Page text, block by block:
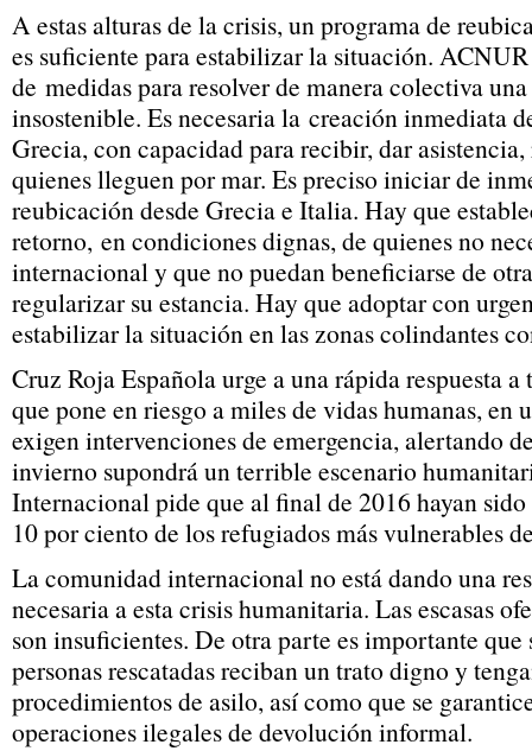
A estas alturas de la crisis, un programa de
es suficiente para estabilizar la situación.
de medidas para resolver de manera colectiva
insostenible. Es necesaria la creación inmediata
Grecia, con capacidad para recibir, dar
quienes lleguen por mar. Es preciso iniciar de
reubicación desde Grecia e Italia. Hay que
retorno, en condiciones dignas, de quienes no
internacional y que no puedan beneficiarse de
regularizar su estancia. Hay que adoptar con
estabilizar la situación en las zonas colindantes
Cruz Roja Española urge a una rápida respuesta
que pone en riesgo a miles de vidas humanas, en
exigen intervenciones de emergencia, alertando
invierno supondrá un terrible escenario
Internacional pide que al final de 2016 hayan sido
10 por ciento de los refugiados más vulnerables
La comunidad internacional no está dando una
necesaria a esta crisis humanitaria. Las escasas
son insuficientes. De otra parte es importante que
personas rescatadas reciban un trato digno y
procedimientos de asilo, así como que se
operaciones ilegales de devolución informal.